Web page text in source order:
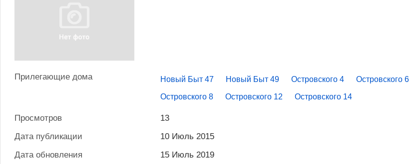
Прилегающие дома Новый Быт 47 Новый Быт 49 Островского 4 Островского 6
Островского 8 Островского 12 Островского 14
Просмотров
13
Дата публикации
10 Июль 2015
Дата обновления
15 Июль 2019